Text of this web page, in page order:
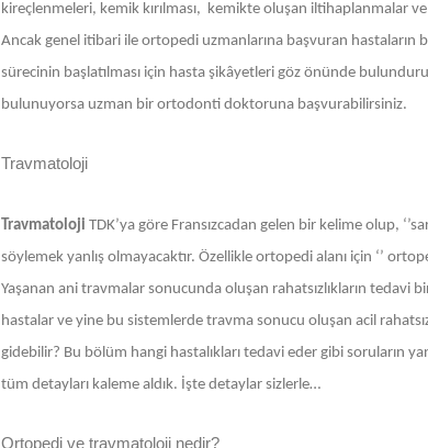
kireçlenmeleri, kemik kırılması, kemikte oluşan iltihaplanmalar
Ancak genel itibari ile ortopedi uzmanlarına başvuran hastaların
sürecinin başlatılması için hasta şikâyetleri göz önünde
bulunuyorsa uzman bir ortodonti doktoruna başvurabilirsiniz.
Travmatoloji
Travmatoloji TDK’ya göre Fransızcadan gelen bir kelime olup,
söylemek yanlış olmayacaktır. Özellikle ortopedi alanı için ‘’
Yaşanan ani travmalar sonucunda oluşan rahatsızlıkların tedavi
hastalar ve yine bu sistemlerde travma sonucu oluşan acil
gidebilir? Bu bölüm hangi hastalıkları tedavi eder gibi soruların
tüm detayları kaleme aldık. İşte detaylar sizlerle…
Ortopedi ve travmatoloji nedir?